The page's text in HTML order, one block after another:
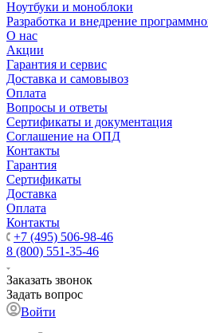
Ноутбуки и моноблоки
Разработка и внедрение
О нас
Акции
Гарантия и сервис
Доставка и самовывоз
Оплата
Вопросы и ответы
Сертификаты и документация
Соглашение на ОПД
Контакты
Гарантия
Сертификаты
Доставка
Оплата
Контакты
+7 (495) 506-98-46
8 (800) 551-35-46
Заказать звонок
Задать вопрос
Войти